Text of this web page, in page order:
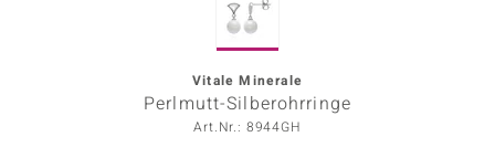
Vitale Minerale
Perlmutt-Silberohrringe
Art.Nr.: 8944GH